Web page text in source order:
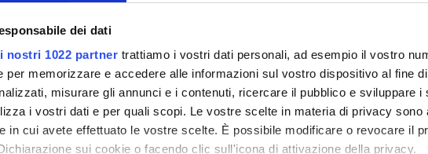
dei dati
i nostri 1022 partner trattiamo i vostri dati personali, ad esempio il vostro
per memorizzare e accedere alle informazioni sul vostro dispositivo al fine
misurare gli annunci e i contenuti, ricercare il pubblico e sviluppare
i vostri dati e per quali scopi. Le vostre scelte in materia di privacy sono
in cui avete effettuato le vostre scelte. È possibile modificare o revocare il
sui cookie o facendo clic sull'icona di attivazione della privacy.